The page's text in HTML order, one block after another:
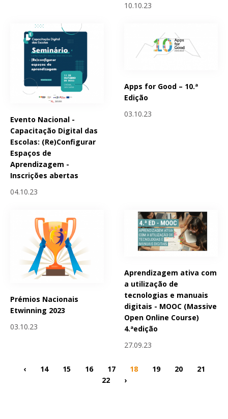
10.10.23
Evento Nacional -
Capacitação Digital das
Escolas: (Re)Configurar
Espaços de
Aprendizagem -
Inscrições abertas
04.10.23
Apps for Good – 10.ª
Edição
03.10.23
Prémios Nacionais
Etwinning 2023
03.10.23
Aprendizagem ativa com
a utilização de
tecnologias e manuais
digitais - MOOC (Massive
Open Online Course)
4.ªedição
27.09.23
‹ 14 15 16 17 18 19 20
21
22
›